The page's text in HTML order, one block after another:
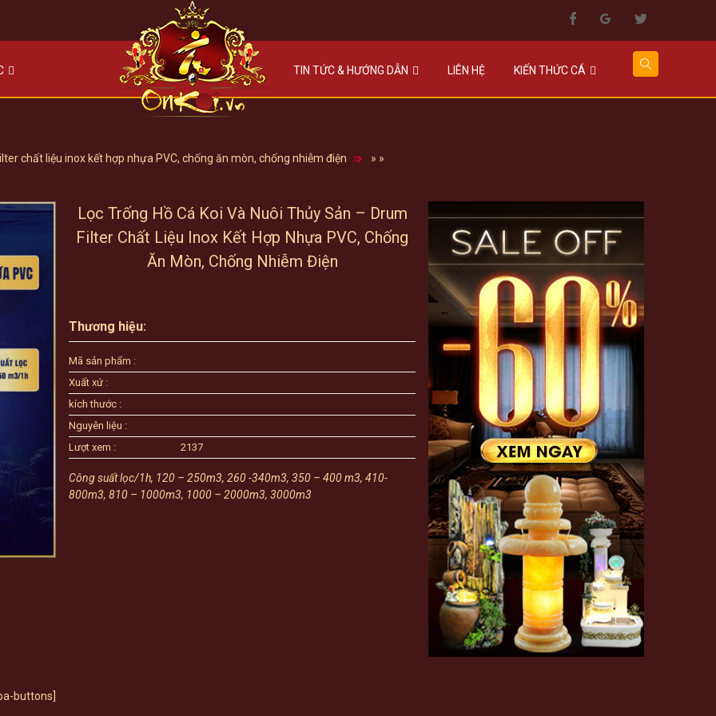
TIN TỨC & HƯỚNG DẪN LIÊN HỆ KIẾN THỨC CÁ
» »
chất liệu inox kết hợp nhựa PVC, chống ăn mòn, chống nhiễm điện
buttons]
Lọc Trống Hồ Cá Koi Và Nuôi Thủy Sản – Drum
Filter Chất Liệu Inox Kết Hợp Nhựa PVC, Chống
Ăn Mòn, Chống Nhiễm Điện
Thương hiệu:
Mã sản phẩm :
Xuất xứ :
kích thước :
Nguyên liệu :
Lượt xem :
2137
Công suất lọc/1h, 120 – 250m3, 260 -340m3, 350 – 400 m3, 410-
800m3, 810 – 1000m3, 1000 – 2000m3, 3000m3